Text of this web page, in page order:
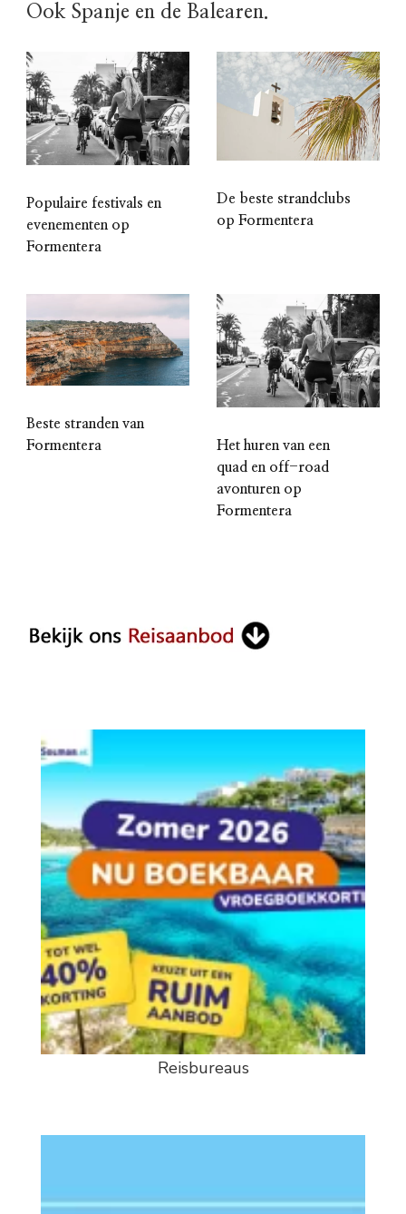
Ook Spanje en de Balearen.
Populaire festivals en
evenementen op
Formentera
De beste strandclubs
op Formentera
Beste stranden van
Formentera
Het huren van een
quad en off-road
avonturen op
Formentera
Reisbureaus